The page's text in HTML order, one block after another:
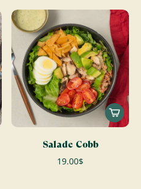
Salade Cobb
19.00$